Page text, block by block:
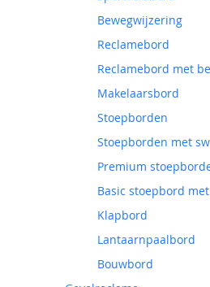
Bewegwijzering
Reclamebord
Reclamebord met
Makelaarsbord
Stoepborden
Stoepborden met
Premium
Basic stoepbord
Klapbord
Lantaarnpaalbord
Bouwbord